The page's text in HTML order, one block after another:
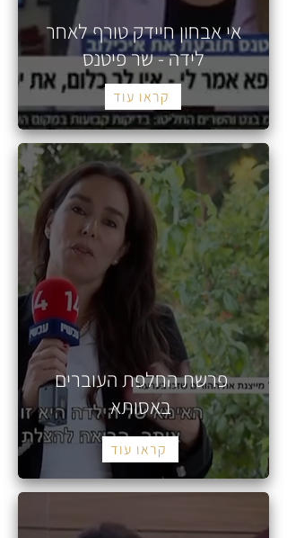
אי אבחון חיידק טורף לאחר
לידה - שר פיטנס
פרשת החלפת העוברים
באסותא